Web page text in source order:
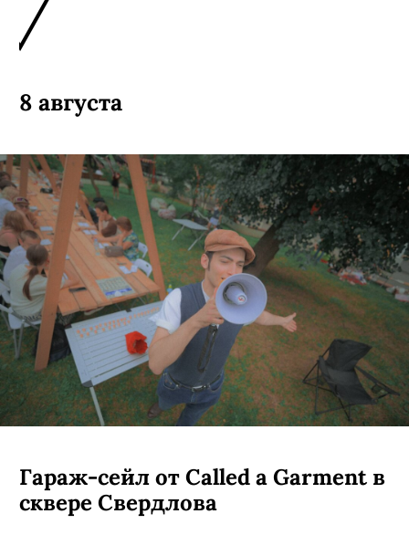
8 августа
Гараж-сейл от Called a Garment в
сквере Свердлова